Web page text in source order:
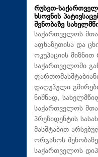
რუსეთ-
ხსოვნის
შენობაზე
საქართველოს
აფხაზეთისა და
ოკუპაციის
საქართველოში
დაღუპული
ნიშნად,
საქართველოს
პრეზიდენტის
მასშტაბით
ორგანოს
საქართველოს